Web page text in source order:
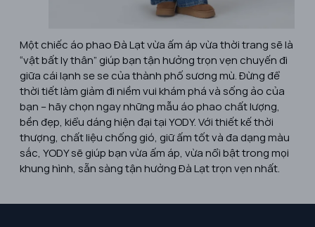
Một chiếc áo phao Đà Lạt vừa ấm áp vừa thời trang sẽ là
“vật bất ly thân” giúp bạn tận hưởng trọn vẹn chuyến đi
giữa cái lạnh se se của thành phố sương mù. Đừng để
thời tiết làm giảm đi niềm vui khám phá và sống ảo của
bạn – hãy chọn ngay những mẫu áo phao chất lượng,
bền đẹp, kiểu dáng hiện đại tại YODY. Với thiết kế thời
thượng, chất liệu chống gió, giữ ấm tốt và đa dạng màu
sắc, YODY sẽ giúp bạn vừa ấm áp, vừa nổi bật trong mọi
khung hình, sẵn sàng tận hưởng Đà Lạt trọn vẹn nhất.